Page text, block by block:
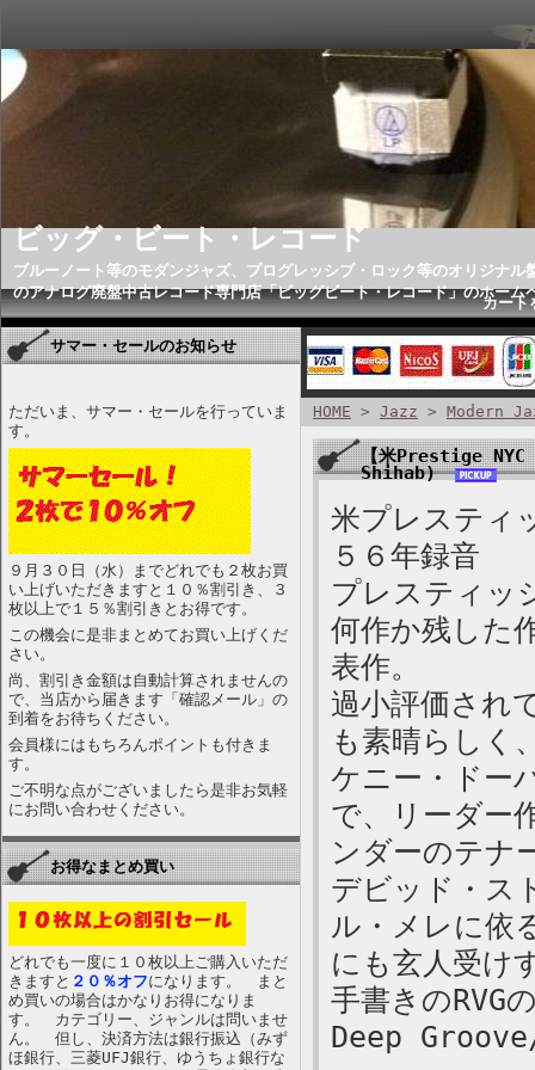
ビッグ・ビート・レコード
ブルーノート等のモダンジャズ、プログレッシブ・ロック等のオリジナル
のアナログ廃盤中古レコード専門店「ビッグビート・レコード」のホーム
カート
サマー・セールのお知らせ
ただいま、サマー・セールを行っていま
す。
９月３０日（水）までどれでも２枚お買
い上げいただきますと１０％割引き、３
枚以上で１５％割引きとお得です。
この機会に是非まとめてお買い上げくだ
さい。
尚、割引き金額は自動計算されませんの
で、当店から届きます「確認メール」の
到着をお待ちください。
会員様にはもちろんポイントも付きま
す。
ご不明な点がございましたら是非お気軽
にお問い合わせください。
お得なまとめ買い
どれでも一度に１０枚以上ご購入いただ
きますと ２０％オフになります。 まと
め買いの場合はかなりお得になりま
す。 カテゴリー、ジャンルは問いませ
ん。 但し、決済方法は銀行振込（みず
ほ銀行、三菱UFJ銀行、ゆうちょ銀行な
HOME > Jazz > Modern
【米Prestige
Shihab)
米プレスティ
５６年録音
プレスティッ
何作か残した
表作。
過小評価され
も素晴らしく
ケニー・ドー
で、リーダー
ンダーのテナ
デビッド・ス
ル・メレに依
にも玄人受け
手書きのRVG
Deep